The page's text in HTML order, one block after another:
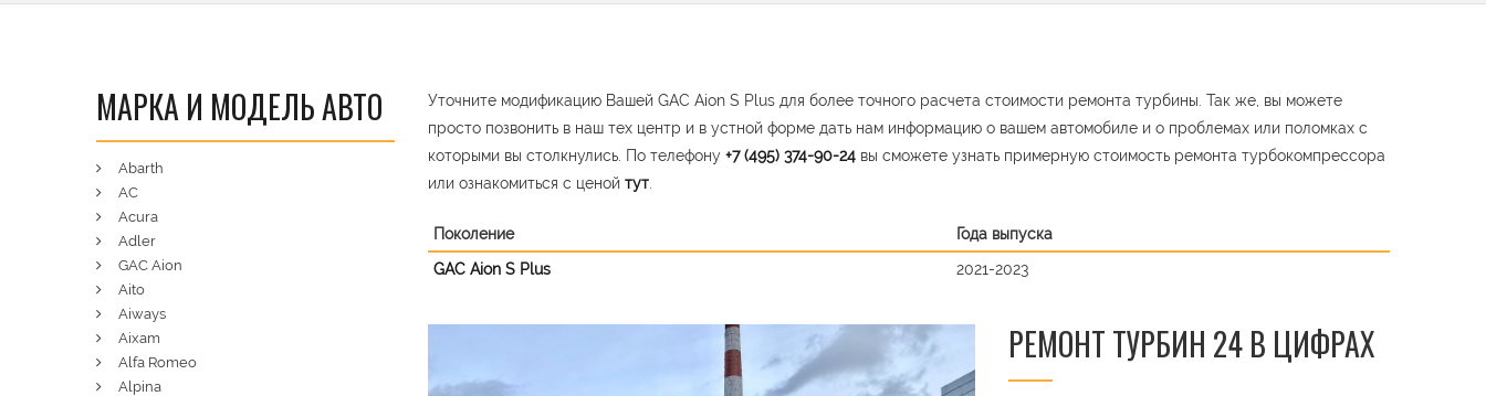
Уточните модификацию Вашей GAC Aion S Plus для более точного расчета стоимости ремонта турбины. Так же, вы можете
просто позвонить в наш тех центр и в устной форме дать нам информацию о вашем автомобиле и о проблемах или поломках с
которыми вы столкнулись. По телефону +7 (495) 374-90-24 вы сможете узнать примерную стоимость ремонта турбокомпрессора
или ознакомиться с ценой тут
Поколение
Года выпуска
GAC Aion S Plus
2021-2023
РЕМОНТ ТУРБИН 24 В ЦИФРАХ
МАРКА И МОДЕЛЬ АВТО
Abarth
AC
Acura
Adler
GAC Aion
Aito
Aiways
Aixam
Alfa Romeo
Alpina